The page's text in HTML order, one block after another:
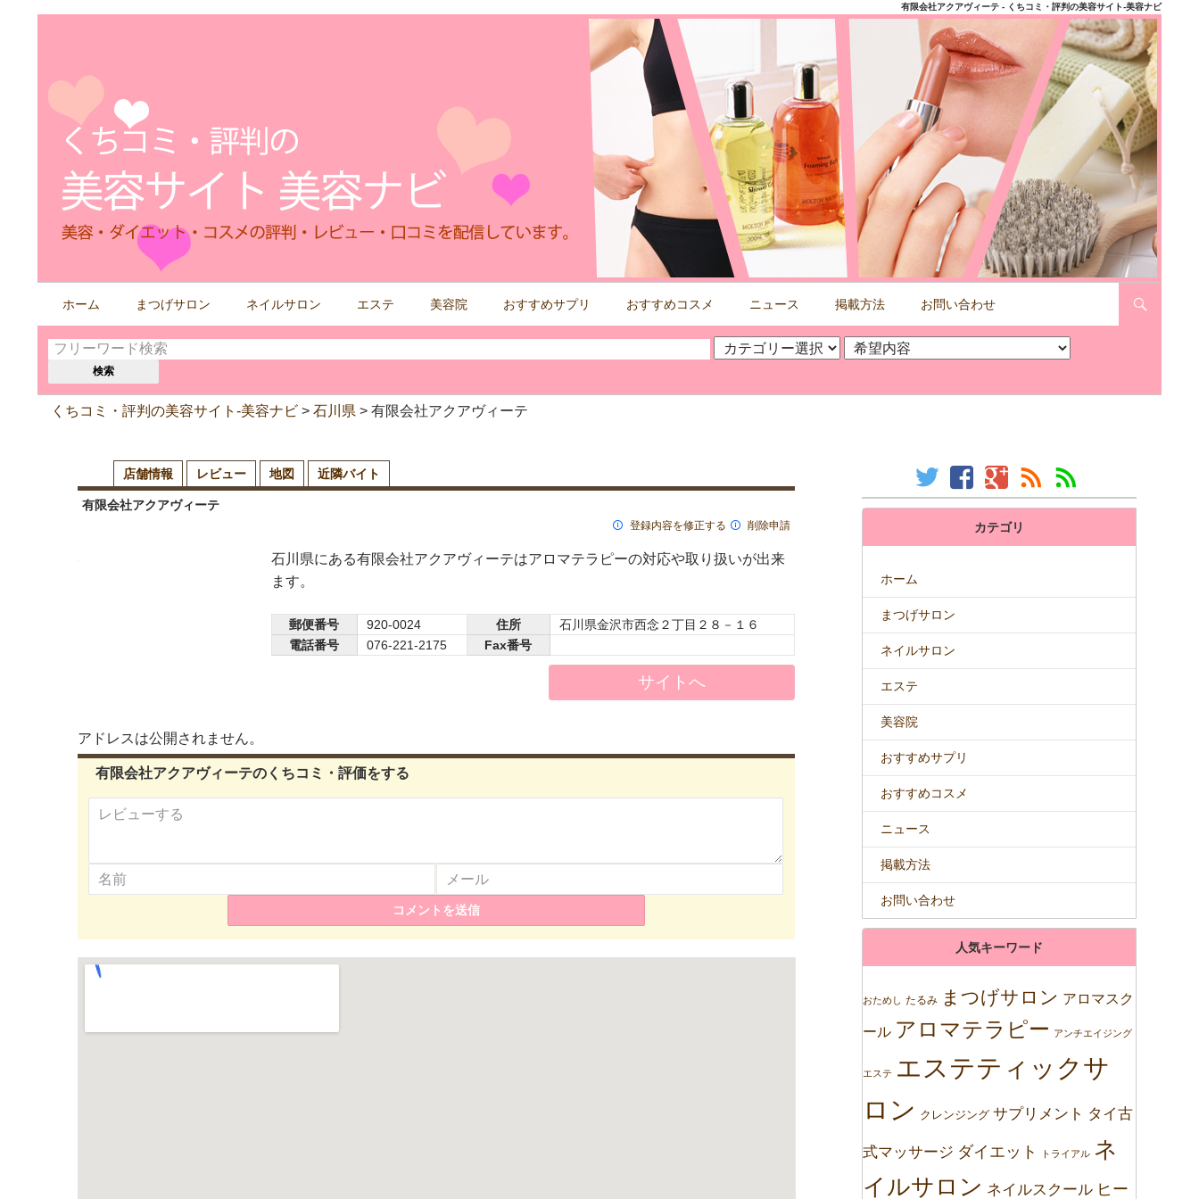
有限会社アクアヴィーテ - くちコミ・評判の美容サイト-美容ナビ
す
る
ホーム まつげサロン ネイルサロン エステ 美容院 おすすめサプリ おすすめコスメ ニュース 掲載方法 お問い合わせ
くちコミ・評判の美容サイト-美容ナビ > 石川県 > 有限会社アクアヴィーテ
店舗情報 レビュー 地図 近隣バイト
有限会社アクアヴィーテ
登録内容を修正する 削除申請
石川県にある有限会社アクアヴィーテはアロマテラピーの対応や取り扱いが出来
ます。
郵便番号 920-0024 住所
石川県金沢市西念２丁目２８－１６
電話番号
076-221-2175 Fax番号
サイトへ
アドレスは公開されません。
有限会社アクアヴィーテのくちコミ・評価をする
カテゴリ
ホーム
まつげサロン
ネイルサロン
エステ
美容院
おすすめサプリ
おすすめコスメ
ニュース
掲載方法
お問い合わせ
人気キーワード
おためし たるみ まつげサロン アロマスク
ール アロマテラピー アンチエイジング
エステ エステティックサ
ロン クレンジング サプリメント タイ古
式マッサージ ダイエット トライアル ネ
イルサロン ネイルスクール ヒー